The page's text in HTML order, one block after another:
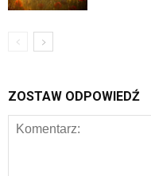
ZOSTAW ODPOWIEDŹ